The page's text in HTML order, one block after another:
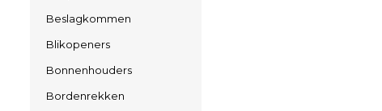
Beslagkommen
Blikopeners
Bonnenhouders
Bordenrekken